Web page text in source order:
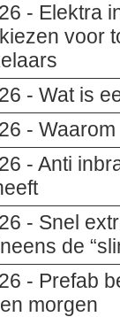
- Elektra
voor
- Wat is
-
- Anti
- Snel
de
- Prefab
morgen